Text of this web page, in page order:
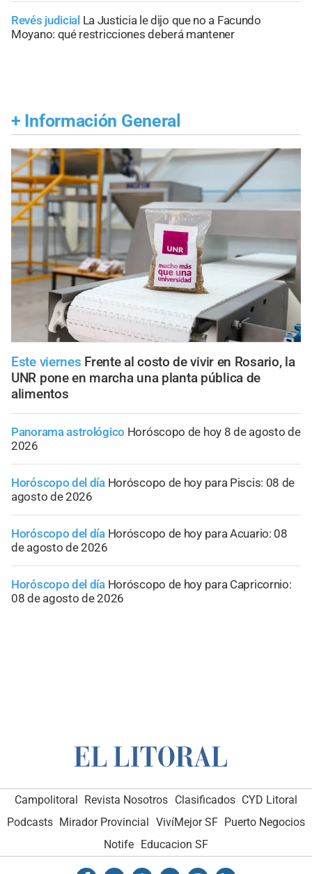
Revés judicial La Justicia le dijo que no a Facundo
Moyano: qué restricciones deberá mantener
+ Información General
Este viernes Frente al costo de vivir en Rosario, la
UNR pone en marcha una planta pública de
alimentos
Panorama astrológico Horóscopo de hoy 8 de agosto de
2026
Horóscopo del día Horóscopo de hoy para Piscis: 08 de
agosto de 2026
Horóscopo del día Horóscopo de hoy para Acuario: 08
de agosto de 2026
Horóscopo del día Horóscopo de hoy para Capricornio:
08 de agosto de 2026
Campolitoral Revista Nosotros Clasificados CYD Litoral
Podcasts Mirador Provincial VivíMejor SF Puerto Negocios
Notife
Educacion SF